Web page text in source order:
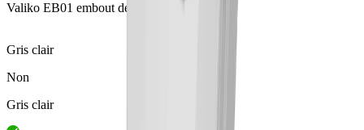
Valiko EB01 embout de fermeture
Gris clair
Non
Gris clair